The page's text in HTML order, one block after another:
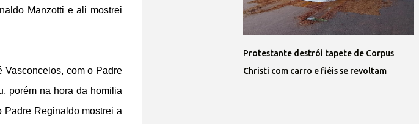
Manzotti e ali mostrei
Vasconcelos, com o Padre
porém na hora da homilia
Padre Reginaldo mostrei a
Protestante destrói tapete de Corpus
Christi com carro e fiéis se revoltam